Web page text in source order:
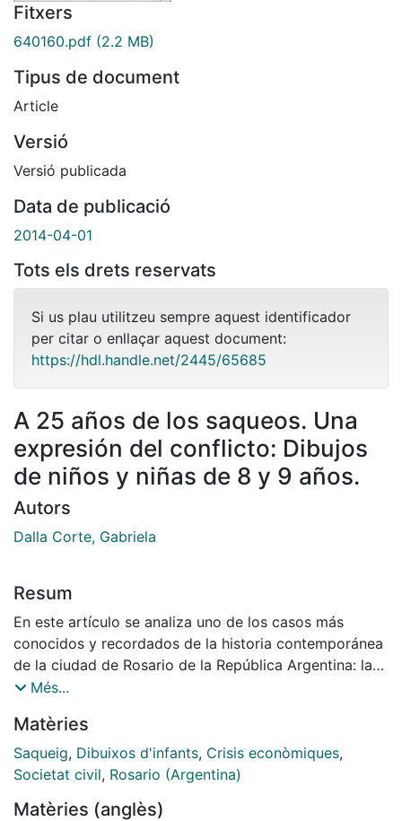
Fitxers
640160.pdf (2.2 MB)
Tipus de document
Article
Versió
Versió publicada
Data de publicació
2014-04-01
Tots els drets reservats
Si us plau utilitzeu sempre aquest identificador
per citar o enllaçar aquest document:
https://hdl.handle.net/2445/65685
A 25 años de los saqueos. Una
expresión del conflicto: Dibujos
de niños y niñas de 8 y 9 años.
Autors
Dalla Corte, Gabriela
Resum
En este artículo se analiza uno de los casos más
conocidos y recordados de la historia contemporánea
de la ciudad de Rosario de la República Argentina: la
reacción de la sociedad civil ante la terrible crisis
condujo a la caída del gobierno democrático del
radical Raúl Alfonsín, es decir, la primera presidencia
democrática que había sido recuperada después de la
trabajo recupera los dibujos que llevaron adelante los
Més...
Matèries
Saqueig, Dibuixos d'infants, Crisis econòmiques,
Societat civil, Rosario (Argentina)
Matèries (anglès)